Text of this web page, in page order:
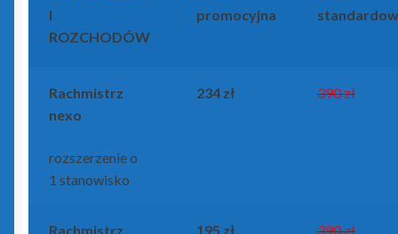
I
ROZCHODÓW
promocyjna
Rachmistrz
nexo
rozszerzenie o
1 stanowisko
234 zł 390 zł
Rachmistrz
195 zł 390 zł